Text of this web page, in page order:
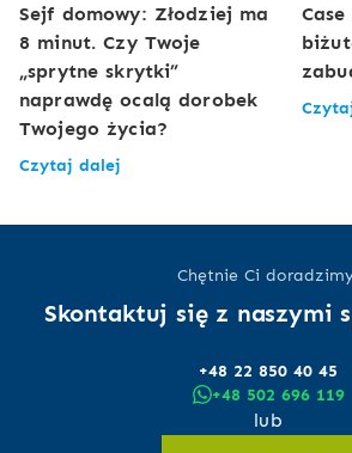
Sejf domowy: Złodziej ma
8 minut. Czy Twoje
„sprytne skrytki”
naprawdę ocalą dorobek
Twojego życia?
Czytaj dalej
Chętnie Ci
Skontaktuj się z naszymi
+48 22 850 40 45
+48 502 696 119
lub